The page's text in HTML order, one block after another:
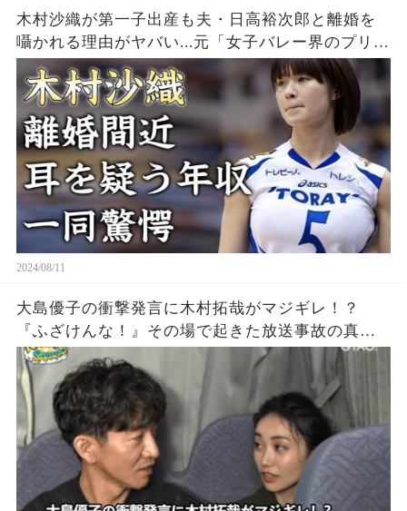
木村沙織が第一子出産も夫・日高裕次郎と離婚を
囁かれる理由がヤバい...元「女子バレー界のプリン
セス」の耳を疑う年収...豊かすぎるバストに驚きを
隠せない...
2024/08/11
大島優子の衝撃発言に木村拓哉がマジギレ！？
『ふざけんな！』その場で起きた放送事故の真相
とは？